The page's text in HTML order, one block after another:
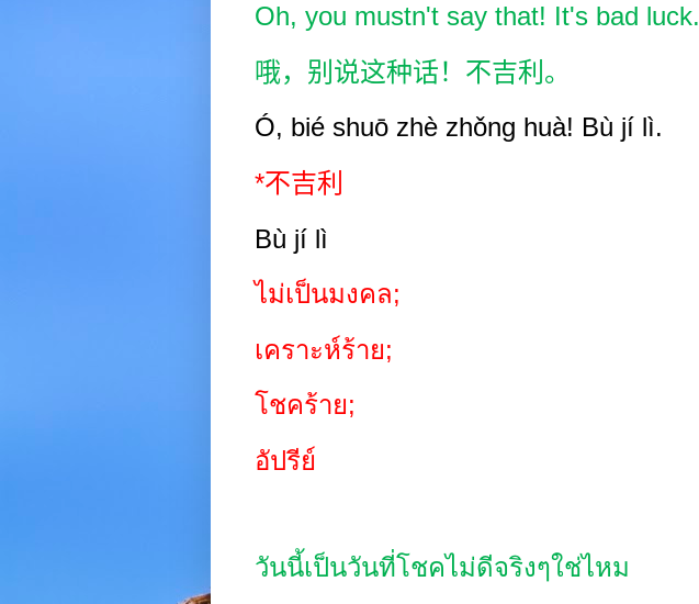
Oh, you mustn't say that! It's bad luck.
哦，别说这种话！不吉利。
Ó, bié shuō zhè zhǒng huà! Bù jí lì.
*不吉利
Bù jí lì
ไม่เป็นมงคล;
เคราะห์ร้าย;
โชคร้าย;
อัปรีย์
วันนี้เป็นวันที่โชคไม่ดีจริงๆใช่ไหม